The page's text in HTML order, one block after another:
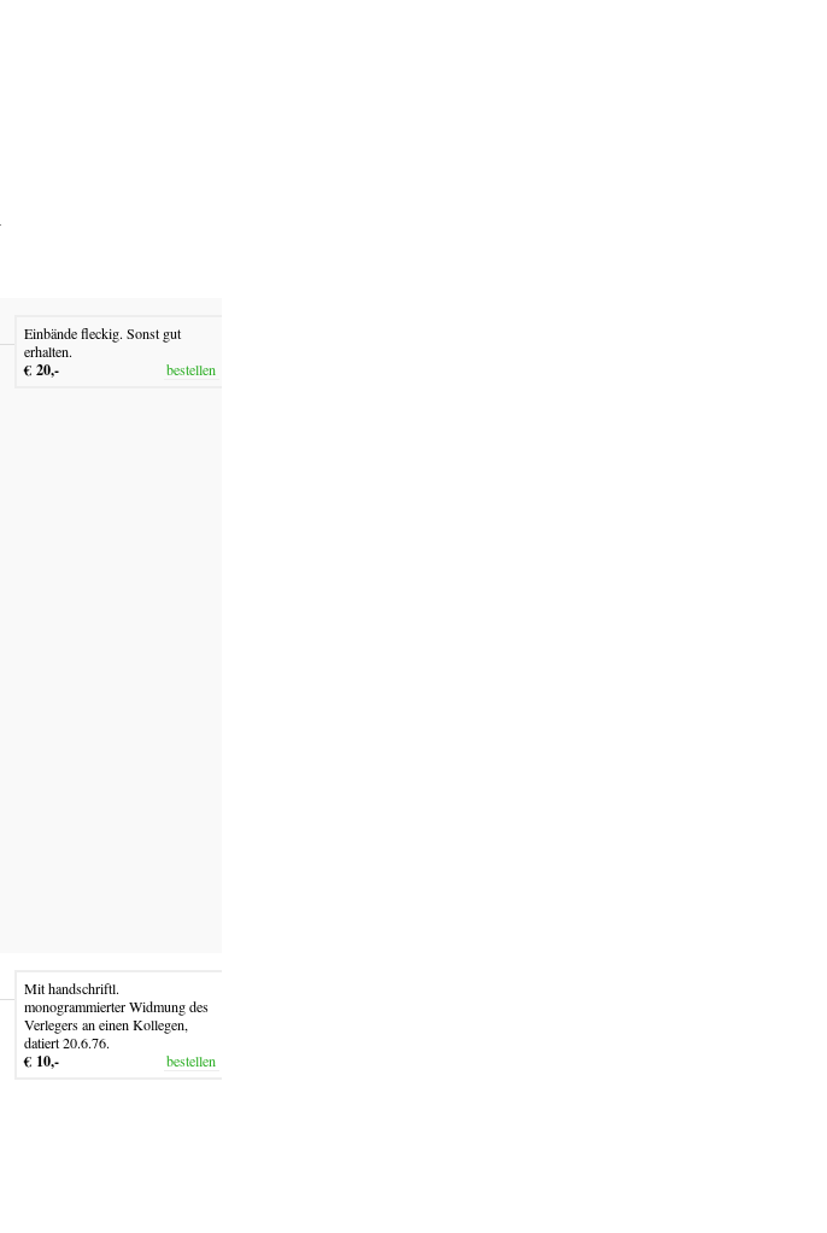
Einbände fleckig. Sonst gut
erhalten.
€ 20,- bestellen
Mit handschriftl.
monogrammierter Widmung des
Verlegers an einen Kollegen,
datiert 20.6.76.
€ 10,- bestellen